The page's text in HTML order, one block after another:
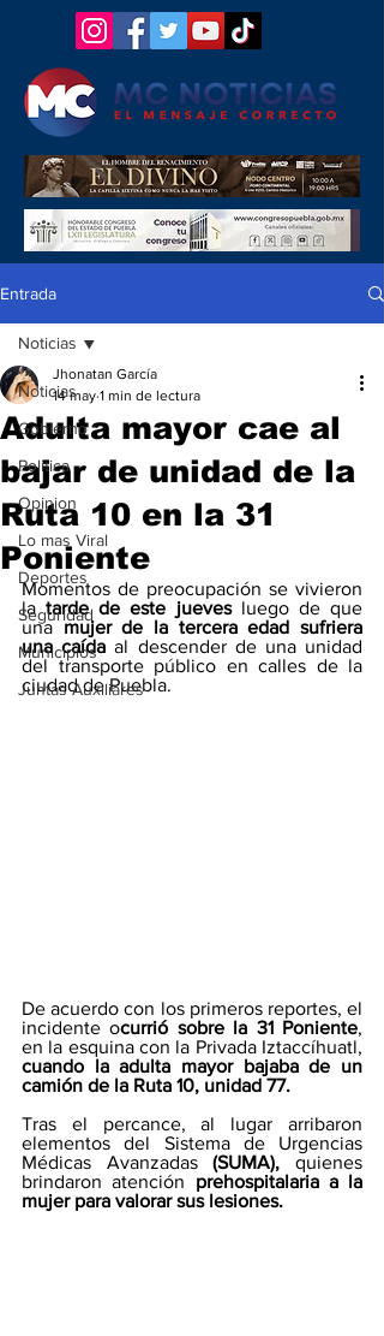
Entrada
Noticias
Gobierno
Politica
Opinion
Lo mas Viral
Deportes
Seguridad
Municipios
Juntas Auxiliares
Noticias
Adulta mayor cae al
bajar de unidad de la
Ruta 10 en la 31
Poniente
Jhonatan García
14 may 1 min de lectura
Momentos de preocupación se vivieron
la tarde de este jueves luego de que
una mujer de la tercera edad sufriera
una caída al descender de una unidad
del transporte público en calles de la
ciudad de Puebla.
De acuerdo con los primeros reportes, el
incidente ocurrió sobre la 31 Poniente,
en la esquina con la Privada Iztaccíhuatl,
cuando la adulta mayor bajaba de un
camión de la Ruta 10, unidad 77.
Tras el percance, al lugar arribaron
elementos del Sistema de Urgencias
Médicas Avanzadas (SUMA), quienes
brindaron atención prehospitalaria a la
mujer para valorar sus lesiones.